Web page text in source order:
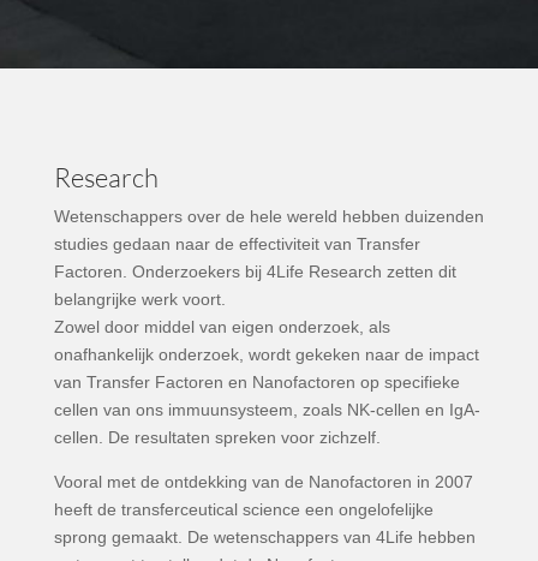
Research
Wetenschappers over de hele wereld hebben duizenden
studies gedaan naar de effectiviteit van Transfer
Factoren. Onderzoekers bij 4Life Research zetten dit
belangrijke werk voort.
Zowel door middel van eigen onderzoek, als
onafhankelijk onderzoek, wordt gekeken naar de impact
van Transfer Factoren en Nanofactoren op specifieke
cellen van ons immuunsysteem, zoals NK-cellen en IgA-
cellen. De resultaten spreken voor zichzelf.
Vooral met de ontdekking van de Nanofactoren in 2007
heeft de transferceutical science een ongelofelijke
sprong gemaakt. De wetenschappers van 4Life hebben